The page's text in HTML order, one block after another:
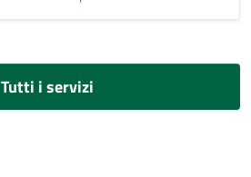
Tutti i servizi